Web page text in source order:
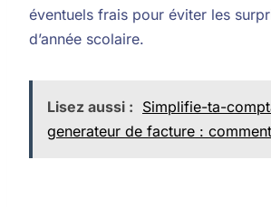
éventuels frais pour éviter les
d’année scolaire.
Lisez aussi : Simplifie-ta-
generateur de facture :